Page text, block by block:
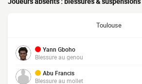
Toulouse
Yann Gboho
Blessure au genou
Abu Francis
Blessure au mollet